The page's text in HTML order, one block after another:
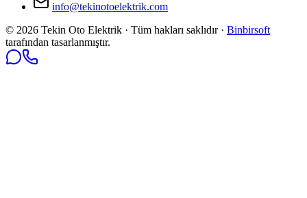
info@tekinotoelektrik.com
© 2026 Tekin Oto Elektrik · Tüm hakları saklıdır · Binbirsoft
tarafından tasarlanmıştır.